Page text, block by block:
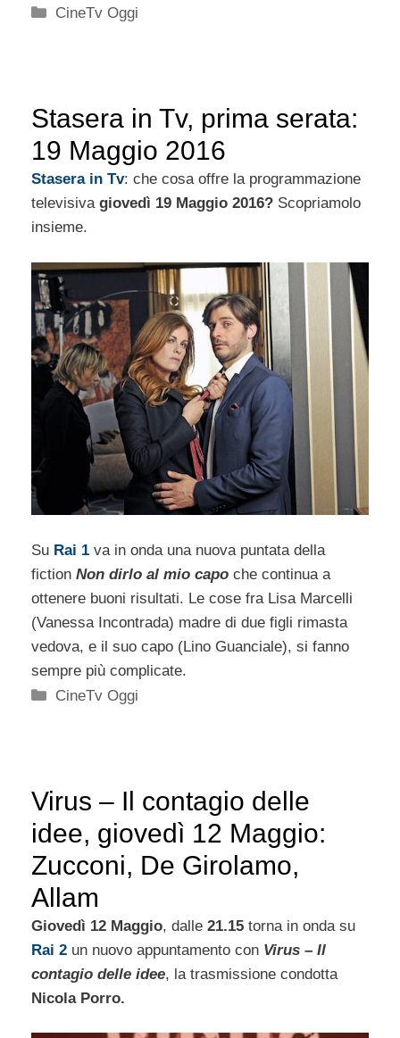
Categorie
CineTv Oggi
Stasera in Tv, prima serata:
19 Maggio 2016
Stasera in Tv: che cosa offre la programmazione
televisiva giovedì 19 Maggio 2016? Scopriamolo
insieme.
Su Rai 1 va in onda una nuova puntata della
fiction Non dirlo al mio capo che continua a
ottenere buoni risultati. Le cose fra Lisa Marcelli
(Vanessa Incontrada) madre di due figli rimasta
vedova, e il suo capo (Lino Guanciale), si fanno
sempre più complicate.
Categorie
CineTv Oggi
Virus – Il contagio delle
idee, giovedì 12 Maggio:
Zucconi, De Girolamo,
Allam
Giovedì 12 Maggio, dalle 21.15 torna in onda su
Rai 2 un nuovo appuntamento con Virus – Il
contagio delle idee, la trasmissione condotta
Nicola Porro.